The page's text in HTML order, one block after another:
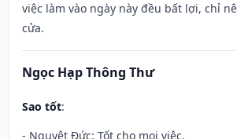
việc làm vào ngày này đều bất lợi, chỉ
cửa.
Ngọc Hạp Thông Thư
Sao tốt:
- Nguyệt Đức: Tốt cho mọi việc.